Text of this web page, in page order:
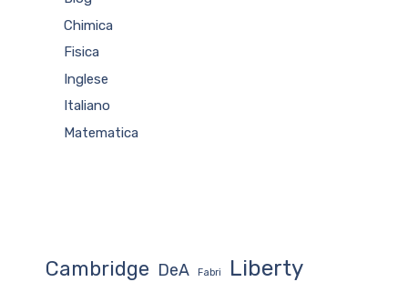
Chimica
Fisica
Inglese
Italiano
Matematica
Cambridge DeA Fabri Liberty